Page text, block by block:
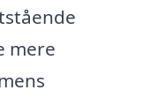
mere